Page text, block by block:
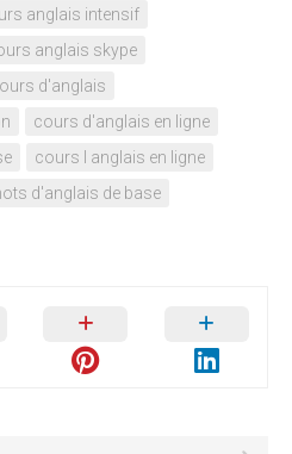
anglais intensif
anglais skype
d'anglais
cours d'anglais en ligne
cours l anglais en ligne
d'anglais de base